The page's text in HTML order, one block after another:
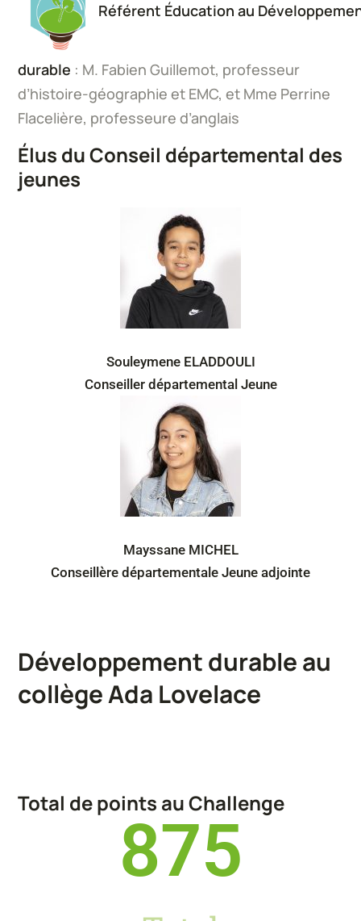
Référent Éducation au
durable : M. Fabien Guillemot, professeur
d’histoire-géographie et EMC, et Mme Perrine
Flacelière, professeure d’anglais
Élus du Conseil départemental des
jeunes
Souleymene ELADDOULI
Conseiller départemental Jeune
Mayssane MICHEL
Conseillère départementale Jeune adjointe
Développement durable au
collège Ada Lovelace
Total de points au Challenge
875